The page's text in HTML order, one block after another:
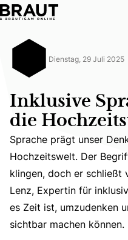
Inklusive Sprache
Dienstag, 29 Juli 2025
Inklusive
die
Sprache prägt unser
Sprache prägt unser
Hochzeitswelt. Der
klingen, doch er schließt
Lenz, Expertin für
es Zeit ist, umzudenken
sichtbar machen können.